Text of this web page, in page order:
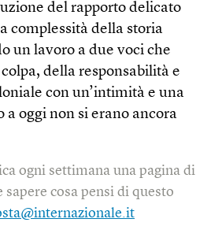
del rapporto delicato
complessità della storia
un lavoro a due voci che
della responsabilità e
con un’intimità e una
a oggi non si erano ancora
ogni settimana una pagina di
cosa pensi di questo